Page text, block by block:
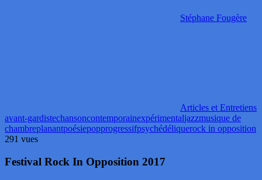
Stéphane Fougère
Articles et Entretiens
avant-gardistechansoncontemporainexpérimentaljazzmusique de
chambreplanantpoésiepopprogressifpsychédéliquerock in opposition
291 vues
Festival Rock In Opposition 2017